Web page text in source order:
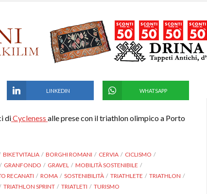
LINKEDIN WHATSAPP
diCycleness alle prese con il triathlon olimpico a Porto
BIKETVITALIA BORGHI ROMANI CERVIA
CICLISMO
GRANFONDO GRAVEL
MOBILITÀ SOSTENIBILE
RECANATI ROMA SOSTENIBILITÀ TRIATHLETE
TRIATHLON
TRIATHLON SPRINT TRIATLETI TURISMO